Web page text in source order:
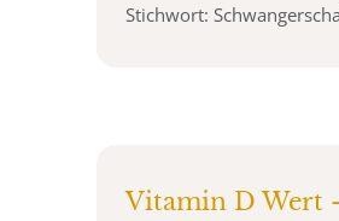
Stichwort:
Vitamin D Wert